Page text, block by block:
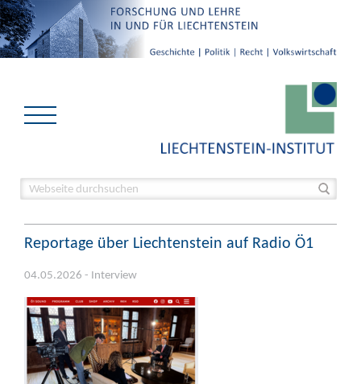
Reportage über Liechtenstein auf Radio Ö1
04.05.2026 - Interview